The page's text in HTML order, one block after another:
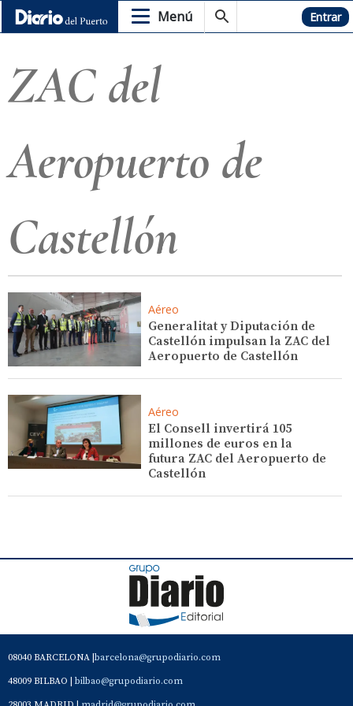
Menú Hemeroteca Entrar
ZAC del
Aeropuerto de
Castellón
Aéreo
Generalitat y Diputación de
Castellón impulsan la ZAC del
Aeropuerto de Castellón
Aéreo
El Consell invertirá 105
millones de euros en la
futura ZAC del Aeropuerto de
Castellón
08040 BARCELONA | barcelona@grupodiario.com
48009 BILBAO | bilbao@grupodiario.com